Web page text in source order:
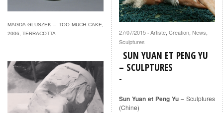
MAGDA GLUSZEK – TOO MUCH CAKE,
2006, TERRACOTTA
27/07/2015 · Artiste, Creation, News,
Sculptures
SUN YUAN ET PENG YU
– SCULPTURES
Sun Yuan et Peng Yu – Sculptures
(Chine)